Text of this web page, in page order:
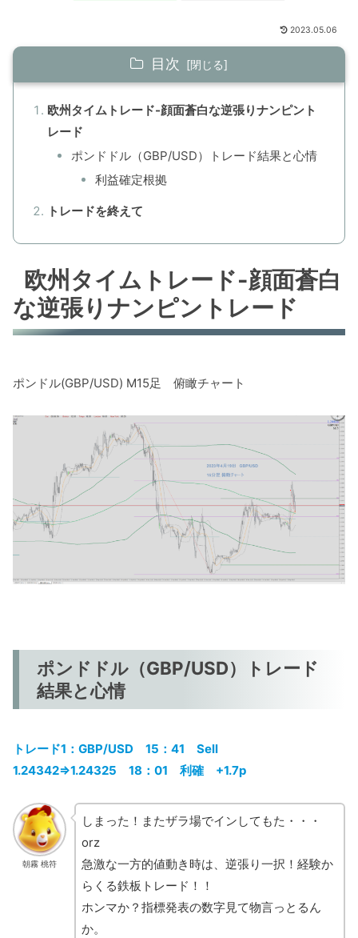
2023.05.06
目次
欧州タイムトレード-顔面蒼白な逆張りナンピント
レード
ポンドドル（GBP/USD）トレード結果と心情
利益確定根拠
トレードを終えて
欧州タイムトレード-顔面蒼白
な逆張りナンピントレード
ポンドル(GBP/USD) M15足 俯瞰チャート
ポンドドル（GBP/USD）トレード
結果と心情
トレード1：GBP/USD 15：41 Sell
1.24342⇒1.24325 18：01 利確 +1.7p
朝霧 桃符
しまった！またザラ場でインしてもた・・・
orz
急激な一方的値動き時は、逆張り一択！経験か
らくる鉄板トレード！！
ホンマか？指標発表の数字見て物言っとるん
か。